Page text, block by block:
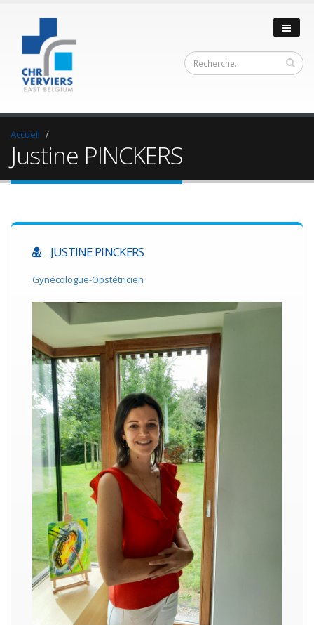
Accueil
Justine PINCKERS
JUSTINE PINCKERS
Gynécologue-Obstétricien